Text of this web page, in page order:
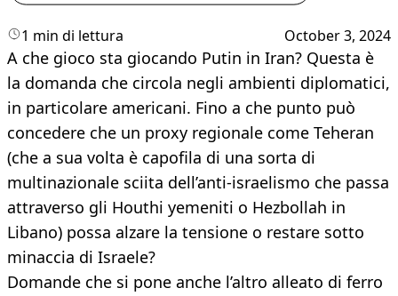
1 min di lettura October 3, 2024
A che gioco sta giocando Putin in Iran? Questa è
la domanda che circola negli ambienti diplomatici,
in particolare americani. Fino a che punto può
concedere che un proxy regionale come Teheran
(che a sua volta è capofila di una sorta di
multinazionale sciita dell’anti-israelismo che passa
attraverso gli Houthi yemeniti o Hezbollah in
Libano) possa alzare la tensione o restare sotto
minaccia di Israele?
Domande che si pone anche l’altro alleato di ferro